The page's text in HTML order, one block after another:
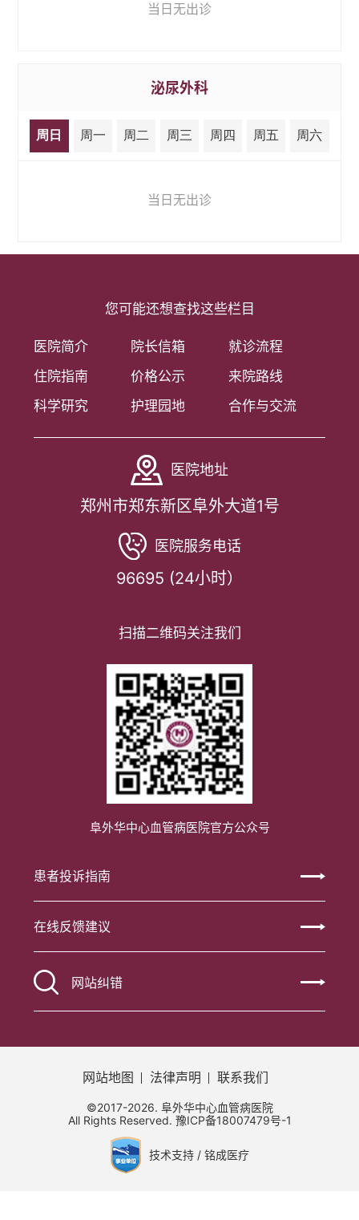
当日无出诊
泌尿外科
周日 周一 周二 周三 周四 周五 周六
当日无出诊
您可能还想查找这些栏目
医院简介 院长信箱
就诊流程
住院指南
价格公示
来院路线
科学研究
护理园地 合作与交流
医院地址
郑州市郑东新区阜外大道1号
医院服务电话
96695 (24小时）
扫描二维码关注我们
阜外华中心血管病医院官方公众号
患者投诉指南
在线反馈建议
网站纠错
网站地图 法律声明 联系我们
©2017-2026. 阜外华中心血管病医院
All Rights Reserved. 豫ICP备18007479号-1
技术支持 / 铭成医疗